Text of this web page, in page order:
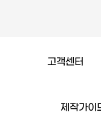
고객센터
제작가이